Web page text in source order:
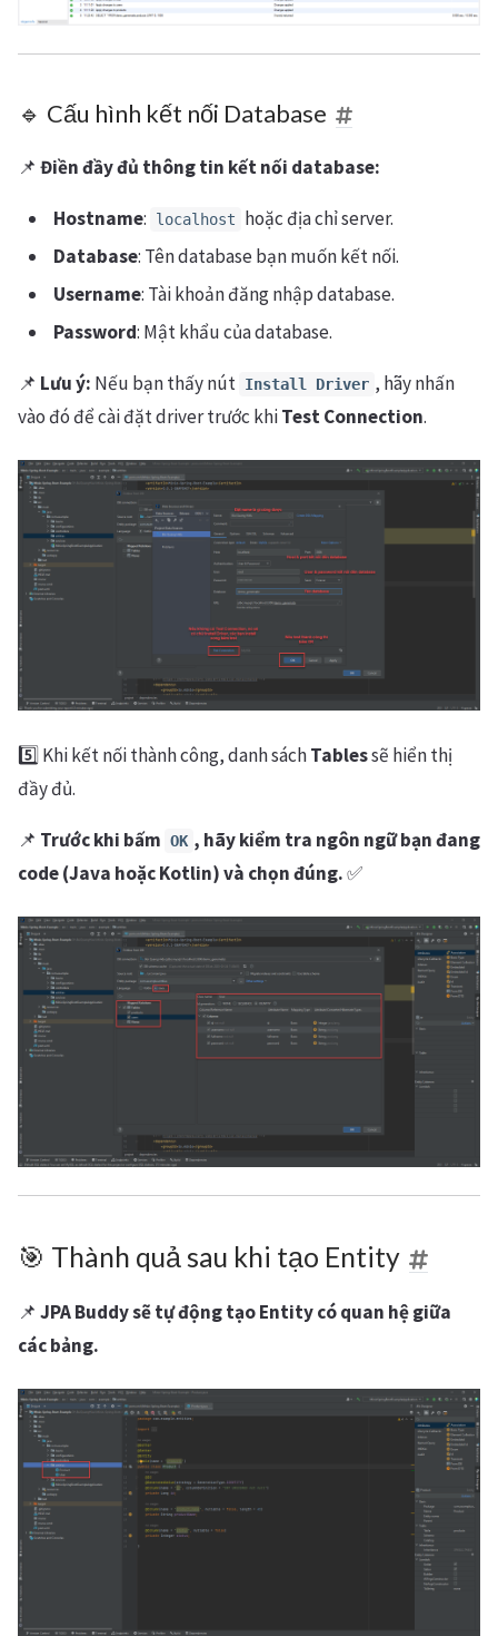
🔹 Cấu hình kết nối Database
📌 Điền đầy đủ thông tin kết nối database:
Hostname: localhost
hoặc địa chỉ server.
Database: Tên database bạn muốn kết nối.
Username: Tài khoản đăng nhập database.
Password: Mật khẩu của database.
📌 Lưu ý: Nếu bạn thấy nút Install Driver , hãy nhấn
vào đó để cài đặt driver trước khiTest Connection.
5️⃣ Khi kết nối thành công, danh sáchTablessẽ hiển thị
đầy đủ.
📌 Trước khi bấm OK , hãy kiểm tra ngôn ngữ bạn đang
code (Java hoặc Kotlin) và chọn đúng.✅
🎯 Thành quả sau khi tạo Entity
📌 JPA Buddy sẽ tự động tạo Entity có quan hệ giữa
các bảng.